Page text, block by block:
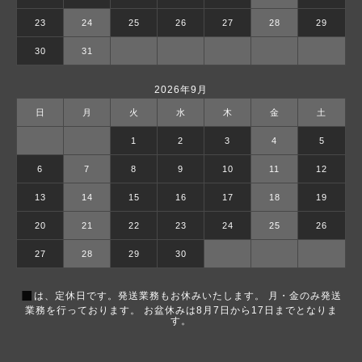
23 24 25 26 27 28 29
30 31
2026年9月
日 月 火 水 木 金 土
1 2 3 4 5
6 7 8 9 10 11 12
13 14 15 16 17 18 19
20 21 22 23 24 25 26
27 28 29 30
■ は、定休日です。発送業務もお休みいたします。 月・金のみ発送
業務を行っております。 お盆休みは8月7日から17日までとなりま
す。